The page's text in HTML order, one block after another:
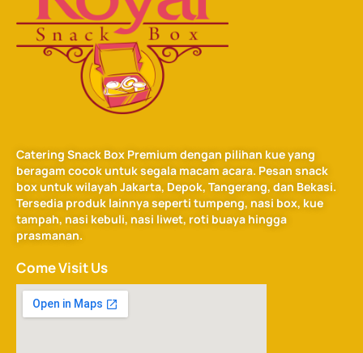
Catering Snack Box Premium dengan pilihan kue yang
beragam cocok untuk segala macam acara. Pesan snack
box untuk wilayah Jakarta, Depok, Tangerang, dan Bekasi.
Tersedia produk lainnya seperti tumpeng, nasi box, kue
tampah, nasi kebuli, nasi liwet, roti buaya hingga
prasmanan.
Come Visit Us